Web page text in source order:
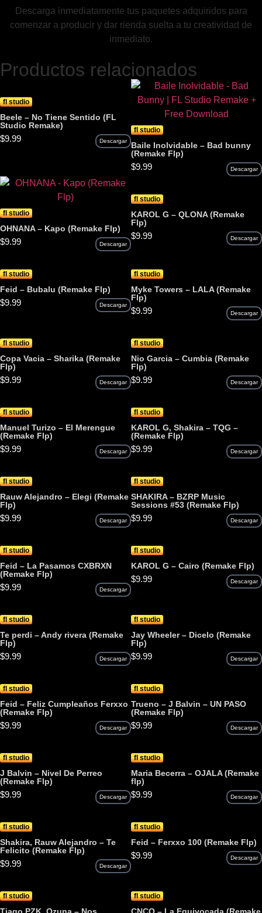
Descarga inmediatamente tus paquetes adquiridos para
comenzar a producir y dar rienda suelta a tu creatividad de
inmediato.
Productos relacionados
fl studio
Beele – No Tiene Sentido (FL
Studio Remake)
$9.99 Descargar
fl studio
Baile Inolvidable – Bad bunny
(Remake Flp)
$9.99 Descargar
fl studio
OHNANA – Kapo (Remake Flp)
$9.99 Descargar
fl studio
KAROL G – QLONA (Remake
Flp)
$9.99 Descargar
fl studio
Feid – Bubalu (Remake Flp)
$9.99 Descargar
fl studio
Myke Towers – LALA (Remake
Flp)
$9.99 Descargar
fl studio
Copa Vacia – Sharika (Remake
Flp)
$9.99 Descargar
fl studio
Nio Garcia – Cumbia (Remake
Flp)
$9.99 Descargar
fl studio
Manuel Turizo – El Merengue
(Remake Flp)
$9.99 Descargar
fl studio
KAROL G, Shakira – TQG –
(Remake Flp)
$9.99 Descargar
fl studio
Rauw Alejandro – Elegi (Remake
Flp)
$9.99 Descargar
fl studio
SHAKIRA – BZRP Music
Sessions #53 (Remake Flp)
$9.99 Descargar
fl studio
Feid – La Pasamos CXBRXN
(Remake Flp)
$9.99 Descargar
fl studio
KAROL G – Cairo (Remake Flp)
$9.99 Descargar
fl studio
Te perdi – Andy rivera (Remake
Flp)
$9.99 Descargar
fl studio
Jay Wheeler – Dicelo (Remake
Flp)
$9.99 Descargar
fl studio
Feid – Feliz Cumpleaños Ferxxo
(Remake Flp)
$9.99 Descargar
fl studio
Trueno – J Balvin – UN PASO
(Remake Flp)
$9.99 Descargar
fl studio
J Balvin – Nivel De Perreo
(Remake Flp)
$9.99 Descargar
fl studio
Maria Becerra – OJALA (Remake
flp)
$9.99 Descargar
fl studio
Shakira, Rauw Alejandro – Te
Felicito (Remake Flp)
$9.99 Descargar
fl studio
Feid – Ferxxo 100 (Remake Flp)
$9.99 Descargar
fl studio fl studio